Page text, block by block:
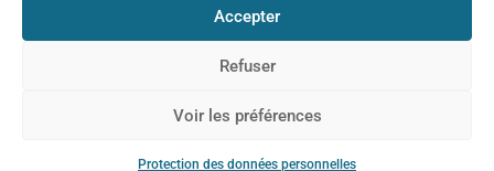
Accepter
Refuser
Voir les préférences
Protection des données personnelles
+32 479 33 41 22
Protection des données personnelles